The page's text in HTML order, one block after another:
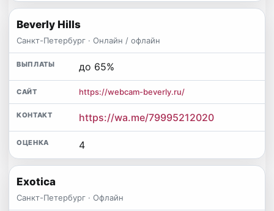
Beverly Hills
Санкт-Петербург · Онлайн / офлайн
до 65%
https://webcam-beverly.ru/
https://wa.me/79995212020
4
Exotica
Санкт-Петербург · Офлайн